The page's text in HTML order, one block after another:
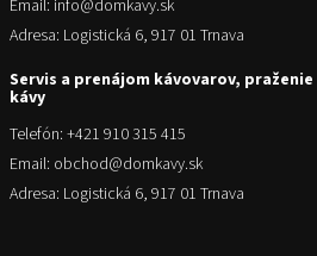
Email: info@domkavy.sk
Adresa: Logistická 6, 917 01 Trnava
Servis a prenájom kávovarov, praženie
kávy
Telefón: +421 910 315 415
Email: obchod@domkavy.sk
Adresa: Logistická 6, 917 01 Trnava